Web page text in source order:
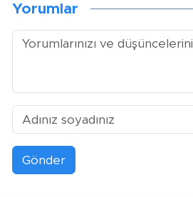
Yorumlar
Gönder